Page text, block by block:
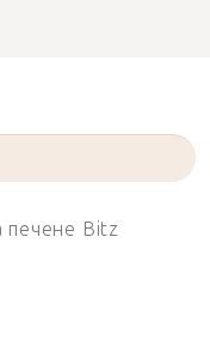
печене Bitz